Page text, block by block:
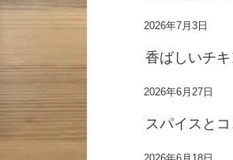
2026年7月3日
香ばしいチ
2026年6月27日
スパイスと